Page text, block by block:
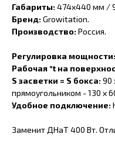
Габариты:474x440 мм /
Бренд:Growitation.
Производство:Россия.
Регулировка мощности:
Рабочая °t на
S засветки = S бокса:90
прямоугольником - 130 x
Удобное подключение:
Заменит ДНаТ 400 Вт.